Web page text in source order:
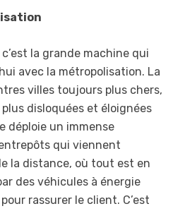
la grande machine qui
avec la métropolisation. La
villes toujours plus chers,
disloquées et éloignées
déploie un immense
qui viennent
la distance, où tout est en
des véhicules à énergie
rassurer le client. C’est